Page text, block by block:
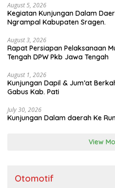
August 5, 2026
Kegiatan Kunjungan Dalam
Ngrampal Kabupaten Sragen.
August 3, 2026
Rapat Persiapan Pelaksanaan
Tengah DPW Pkb Jawa Tengah
August 1, 2026
Kunjungan Dapil & Jum’at
Gabus Kab. Pati
July 30, 2026
Kunjungan Dalam daerah Ke
View
Otomotif